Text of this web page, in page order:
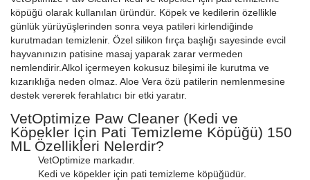
köpüğü olarak kullanılan üründür. Köpek ve kedilerin özellikle
günlük yürüyüşlerinden sonra veya patileri kirlendiğinde
kurutmadan temizlenir. Özel silikon fırça başlığı sayesinde evcil
hayvanınızın patisine masaj yaparak zarar vermeden
nemlendirir.Alkol içermeyen kokusuz bileşimi ile kurutma ve
kızarıklığa neden olmaz. Aloe Vera özü patilerin nemlenmesine
destek vererek ferahlatıcı bir etki yaratır.
VetOptimize Paw Cleaner (Kedi ve
Köpekler İçin Pati Temizleme Köpüğü) 150
ML Özellikleri Nelerdir?
VetOptimize markadır.
Kedi ve köpekler için pati temizleme köpüğüdür.